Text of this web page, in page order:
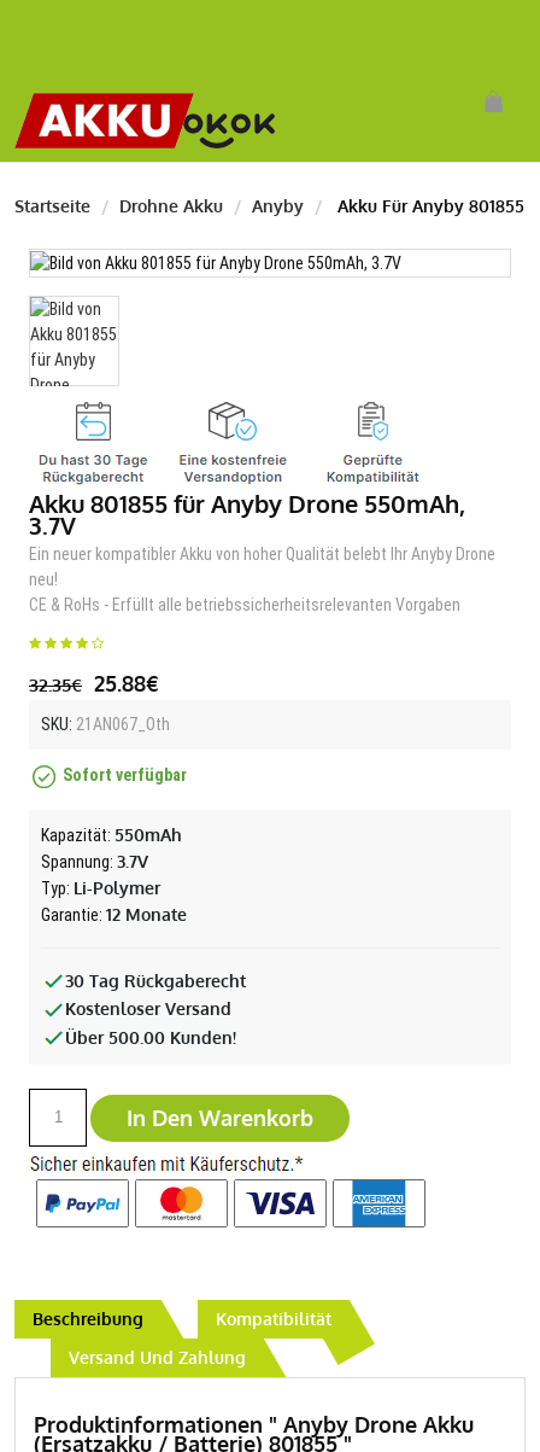
Startseite Drohne Akku Anyby Akku Für Anyby 801855
Akku 801855 für Anyby Drone 550mAh,
3.7V
Ein neuer kompatibler Akku von hoher Qualität belebt Ihr Anyby Drone
neu!
CE & RoHs - Erfüllt alle betriebssicherheitsrelevanten Vorgaben
32.35€ 25.88€
SKU: 21AN067_Oth
Sofort verfügbar
Kapazität: 550mAh
Spannung: 3.7V
Typ: Li-Polymer
Garantie: 12 Monate
30 Tag Rückgaberecht
Kostenloser Versand
Über 500.00 Kunden!
In Den Warenkorb
Beschreibung
Kompatibilität
Versand Und Zahlung
Produktinformationen " Anyby Drone Akku
(Ersatzakku / Batterie) 801855 "